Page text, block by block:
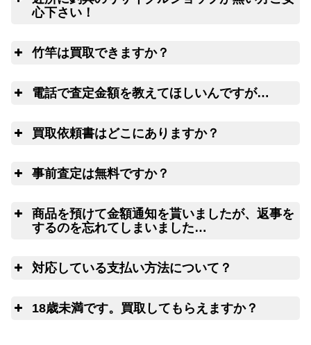
いただけます。お買取り出来ない状態の釣り道具が入っ
心下さい！
リールや釣り竿を梱包するダンボール、ケ
ースの無料配送サービス
竹竿は買取できますか？
電話で査定金額を教えてほしいんですが…
ウェブ
LINE
買取依頼書はどこにありますか？
ウェブフォーム
事前査定は無料ですか？
商品を預けて金額通知を貰いましたが、返事を
するのを忘れてしまいました…
14日以上連絡がつかない場合には、弊
対応している支払い方法について？
18歳未満です。買取してもらえますか？